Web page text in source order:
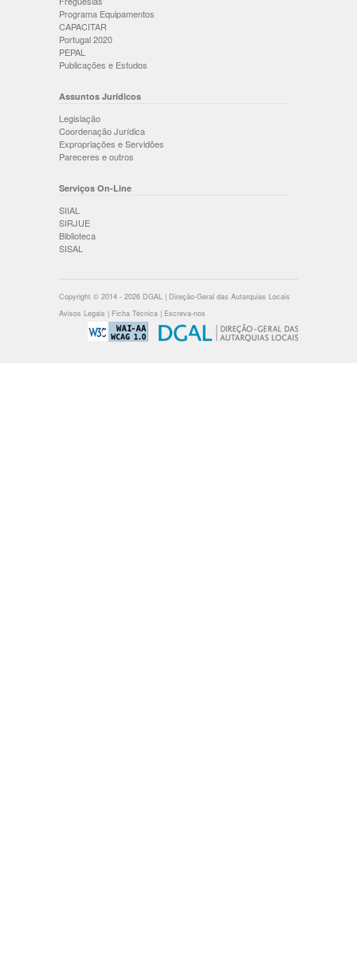
Programa Equipamentos
CAPACITAR
Portugal 2020
PEPAL
Publicações e Estudos
Assuntos Jurídicos
Legislação
Coordenação Jurídica
Expropriações e Servidões
Pareceres e outros
Serviços On-Line
SIIAL
SIRJUE
Biblioteca
SISAL
Copyright © 2014 - 2026 DGAL | Direção-Geral das Autarquias Locais
Avisos Legais | Ficha Técnica | Escreva-nos